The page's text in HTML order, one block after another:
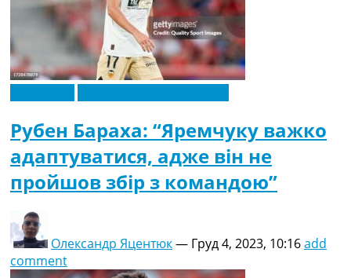
Рубен Бараха: “Яремчуку важко
адаптуватися, адже він не
пройшов збір з командою”
Олександр Яцентюк— Груд 4, 2023, 10:16add
comment